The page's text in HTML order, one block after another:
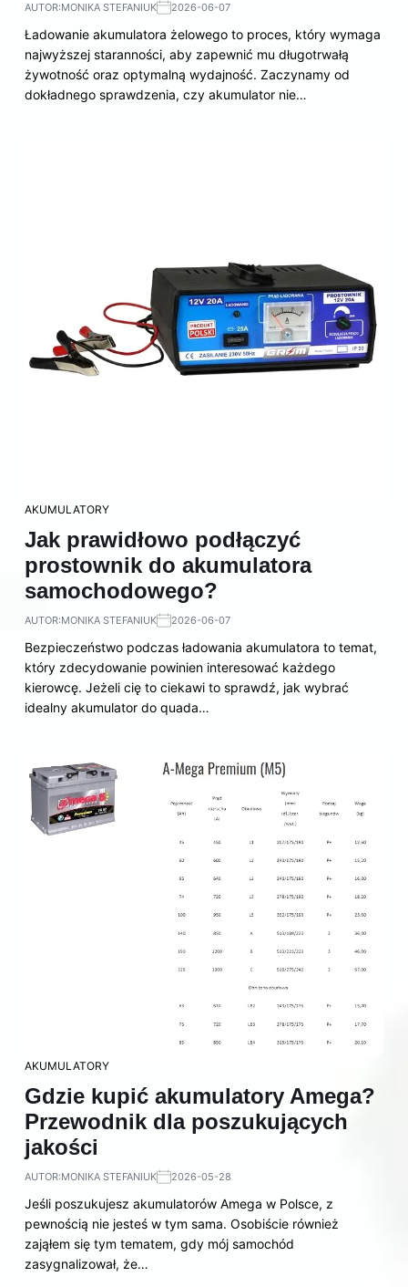
AUTOR:MONIKA STEFANIUK 2026-06-07
Ładowanie akumulatora żelowego to proces, który wymaga
najwyższej staranności, aby zapewnić mu długotrwałą
żywotność oraz optymalną wydajność. Zaczynamy od
dokładnego sprawdzenia, czy akumulator nie…
AKUMULATORY
Jak prawidłowo podłączyć
prostownik do akumulatora
samochodowego?
AUTOR:MONIKA STEFANIUK 2026-06-07
Bezpieczeństwo podczas ładowania akumulatora to temat,
który zdecydowanie powinien interesować każdego
kierowcę. Jeżeli cię to ciekawi to sprawdź, jak wybrać
idealny akumulator do quada…
AKUMULATORY
Gdzie kupić akumulatory Amega?
Przewodnik dla poszukujących
jakości
AUTOR:MONIKA STEFANIUK 2026-05-28
Jeśli poszukujesz akumulatorów Amega w Polsce, z
pewnością nie jesteś w tym sama. Osobiście również
zająłem się tym tematem, gdy mój samochód
zasygnalizował, że…